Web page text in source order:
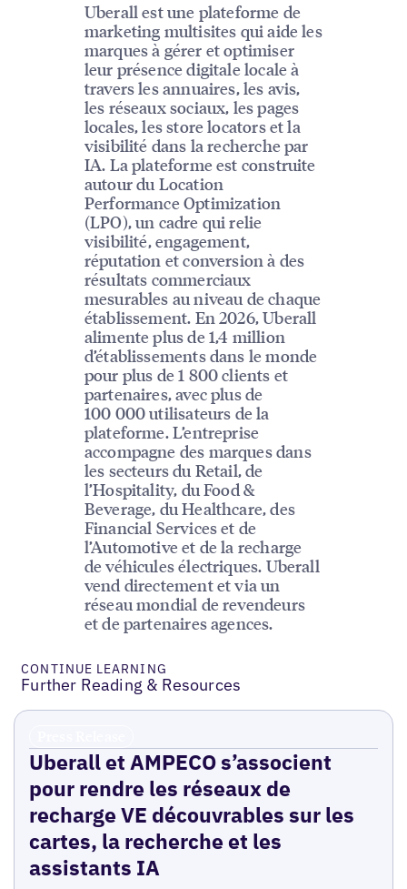
Uberall est une plateforme de
marketing multisites qui aide les
marques à gérer et optimiser
leur présence digitale locale à
travers les annuaires, les avis,
les réseaux sociaux, les pages
locales, les store locators et la
visibilité dans la recherche par
IA. La plateforme est construite
autour du Location
Performance Optimization
(LPO), un cadre qui relie
visibilité, engagement,
réputation et conversion à des
résultats commerciaux
mesurables au niveau de chaque
établissement. En 2026, Uberall
alimente plus de 1,4 million
d’établissements dans le monde
pour plus de 1 800 clients et
partenaires, avec plus de
100 000 utilisateurs de la
plateforme. L’entreprise
accompagne des marques dans
les secteurs du Retail, de
l’Hospitality, du Food &
Beverage, du Healthcare, des
Financial Services et de
l’Automotive et de la recharge
de véhicules électriques. Uberall
vend directement et via un
réseau mondial de revendeurs
et de partenaires agences.
CONTINUE LEARNING
Further Reading & Resources
Uberall et AMPECO s’associent
pour rendre les réseaux de
recharge VE découvrables sur les
cartes, la recherche et les
assistants IA